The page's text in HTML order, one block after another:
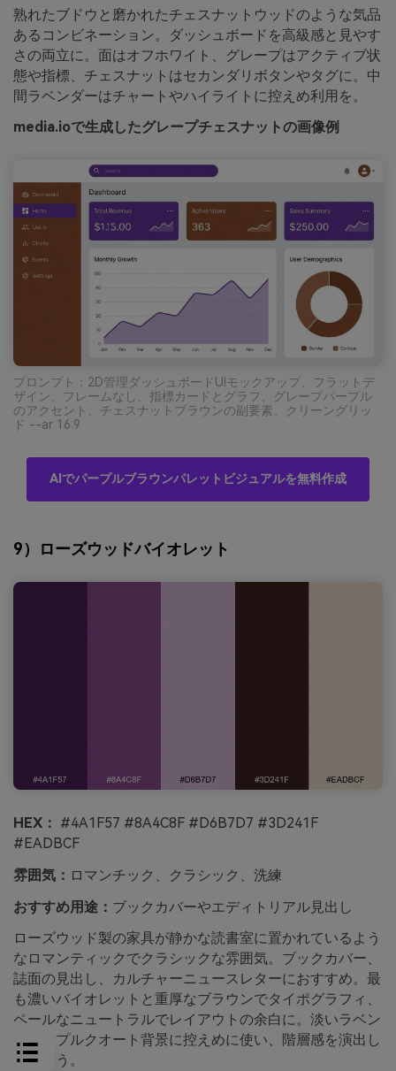
熟れたブドウと磨かれたチェスナットウッドのような気品
あるコンビネーション。ダッシュボードを高級感と見やす
さの両立に。面はオフホワイト、グレープはアクティブ状
態や指標、チェスナットはセカンダリボタンやタグに。中
間ラベンダーはチャートやハイライトに控えめ利用を。
media.ioで生成したグレープチェスナットの画像例
プロンプト：2D管理ダッシュボードUIモックアップ、フラットデ
ザイン、フレームなし、指標カードとグラフ、グレープパープル
のアクセント、チェスナットブラウンの副要素、クリーングリッ
ド --ar 16:9
AIでパープルブラウンパレットビジュアルを無料作成
9）ローズウッドバイオレット
HEX： #4A1F57 #8A4C8F #D6B7D7 #3D241F
#EADBCF
雰囲気： ロマンチック、クラシック、洗練
おすすめ用途： ブックカバーやエディトリアル見出し
ローズウッド製の家具が静かな読書室に置かれているよう
なロマンティックでクラシックな雰囲気。ブックカバー、
誌面の見出し、カルチャーニュースレターにおすすめ。最
も濃いバイオレットと重厚なブラウンでタイポグラフィ、
ペールなニュートラルでレイアウトの余白に。淡いラベン
ダーはプルクオート背景に控えめに使い、階層感を演出し
ましょう。